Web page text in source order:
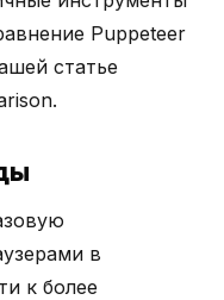
Puppeteer
статье
.
в
к более